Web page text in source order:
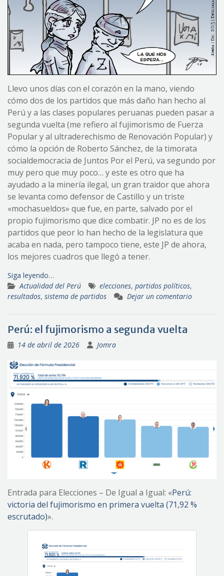
Llevo unos días con el corazón en la mano, viendo
cómo dos de los partidos que más daño han hecho al
Perú y a las clases populares peruanas pueden pasar a
segunda vuelta (me refiero al fujimorismo de Fuerza
Popular y al ultraderechismo de Renovación Popular) y
cómo la opción de Roberto Sánchez, de la timorata
socialdemocracia de Juntos Por el Perú, va segundo por
muy pero que muy poco… y este es otro que ha
ayudado a la minería ilegal, un gran traidor que ahora
se levanta como defensor de Castillo y un triste
«mochasueldos» que fue, en parte, salvado por el
propio fujimorismo que dice combatir. JP no es de los
partidos que peor lo han hecho de la legislatura que
acaba en nada, pero tampoco tiene, este JP de ahora,
los mejores cuadros que llegó a tener.
Siga leyendo…
Actualidad del Perú
elecciones, partidos políticos,
resultados, sistema de partidos Dejar un comentario
Perú: el fujimorismo a segunda vuelta
14 de abril de 2026 Jomra
Entrada para Elecciones – De Igual a Igual: «Perú:
victoria del fujimorismo en primera vuelta (71,92 %
escrutado)».